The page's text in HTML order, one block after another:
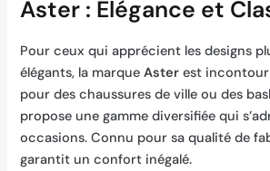
Aster : Élégance et
Pour ceux qui apprécient les designs
élégants, la marqueAster est
pour des chaussures de ville ou des
propose une gamme diversifiée qui
occasions. Connu pour sa qualité de
garantit un confort inégalé.